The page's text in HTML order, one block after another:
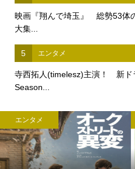
映画『翔んで埼玉』 総勢53体
大集...
5 エンタメ
寺西拓人(timelesz)主演！ 新ド
Season...
エンタメ